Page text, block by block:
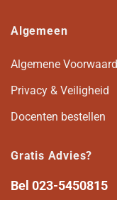
Algemeen
Algemene
Privacy & Veiligheid
Docenten bestellen
Gratis Advies?
Bel 023-5450815